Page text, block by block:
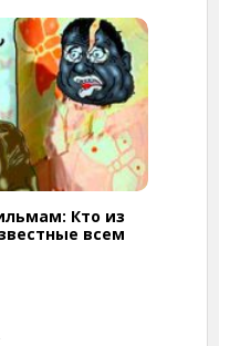
Кто из
всем